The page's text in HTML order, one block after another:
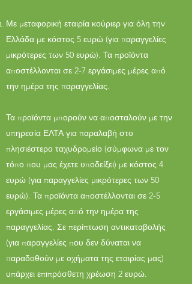
Με μεταφορική εταιρία κούριερ για όλη την
Ελλάδα με κόστος 5 ευρώ (για παραγγελίες
μικρότερες των 50 ευρώ). Τα προϊόντα
αποστέλλονται σε 2-7 εργάσιμες μέρες από
την ημέρα της παραγγελίας.
Τα προϊόντα μπορούν να αποσταλούν με την
υπηρεσία ΕΛΤΑ για παραλαβή στο
πλησιέστερο ταχυδρομείο (σύμφωνα με τον
τόπο που μας έχετε υποδείξει) με κόστος 4
ευρώ (για παραγγελίες μικρότερες των 50
ευρώ). Τα προϊόντα αποστέλλονται σε 2-5
εργάσιμες μέρες από την ημέρα της
παραγγελίας. Σε περίπτωση αντικαταβολής
(για παραγγελίες που δεν δύναται να
παραδοθούν με οχήματα της εταιρίας μας)
υπάρχει επιπρόσθετη χρέωση 2 ευρώ.